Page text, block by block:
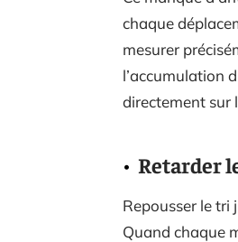
chaque
mesurer
l’accumulation
directement sur
Retarder
Repousser le tri
Quand chaque